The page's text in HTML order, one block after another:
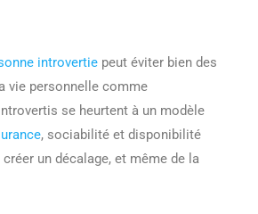
introvertie peut éviter bien des
vie personnelle comme
se heurtent à un modèle
, sociabilité et disponibilité
un décalage, et même de la